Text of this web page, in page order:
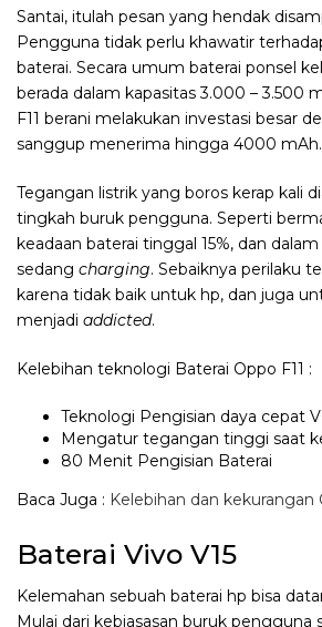
Santai, itulah pesan yang hendak
Pengguna tidak perlu khawatir
baterai. Secara umum baterai ponsel
berada dalam kapasitas 3.000 – 3.500
F11 berani melakukan investasi besar
sanggup menerima hingga 4000 mAh.
Tegangan listrik yang boros kerap kali
tingkah buruk pengguna. Seperti
keadaan baterai tinggal 15%, dan
sedang charging. Sebaiknya perilaku
karena tidak baik untuk hp, dan juga
menjadi addicted.
Kelebihan teknologi Baterai Oppo F11 :
Teknologi Pengisian daya cepat
Mengatur tegangan tinggi saat
80 Menit Pengisian Baterai
Baca Juga : Kelebihan dan kekurangan
Baterai Vivo V15
Kelemahan sebuah baterai hp bisa
Mulai dari kebiasasan buruk pengguna